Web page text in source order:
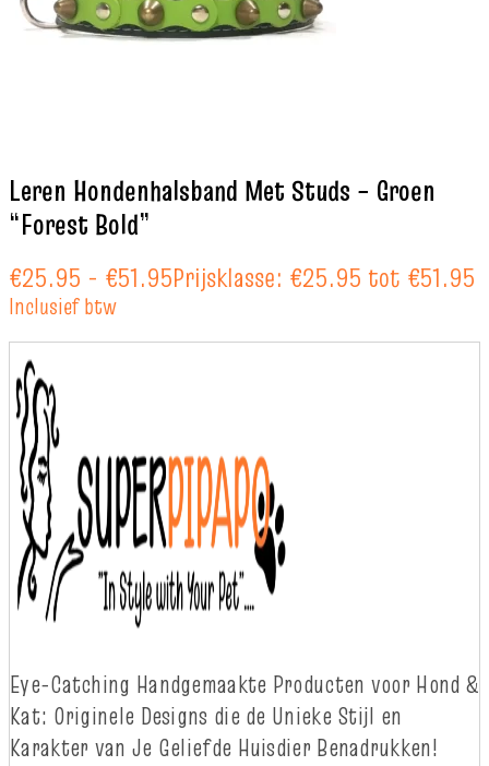
Leren Hondenhalsband Met Studs – Groen
“Forest Bold”
€25.95 - €51.95Prijsklasse: €25.95 tot €51.95
Inclusief btw
Eye-Catching Handgemaakte Producten voor Hond &
Kat: Originele Designs die de Unieke Stijl en
Karakter van Je Geliefde Huisdier Benadrukken!